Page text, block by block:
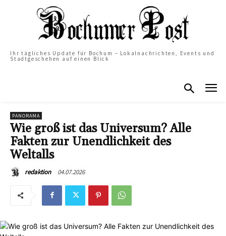
Ihr tägliches Update für Bochum – Lokalnachrichten, Events und
Stadtgeschehen auf einen Blick
PANORAMA
Wie groß ist das Universum? Alle
Fakten zur Unendlichkeit des
Weltalls
redaktion 04.07.2026